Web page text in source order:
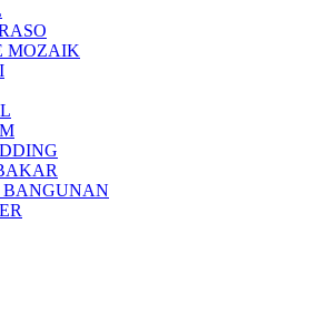
MOZAIK
BANGUNAN